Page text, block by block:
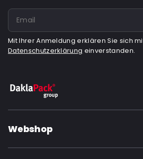
Mit Ihrer Anmeldung erklären Sie sich
Datenschutzerklärung einverstanden.
Webshop